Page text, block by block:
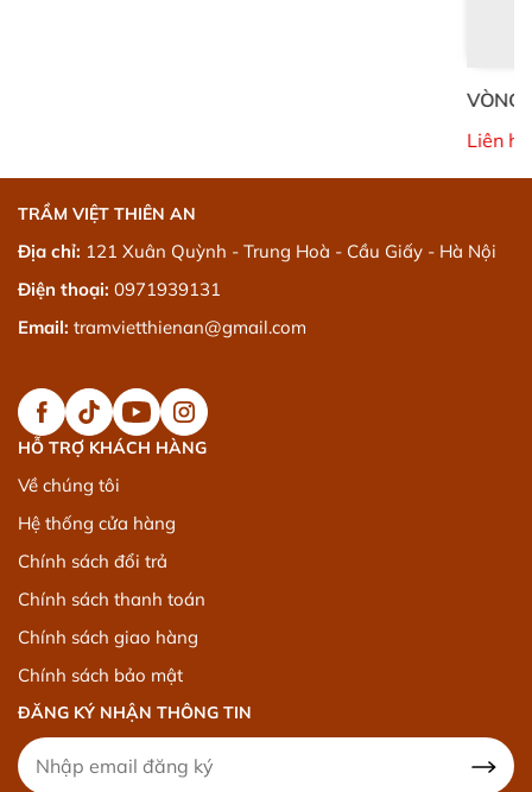
VÒNG TRẦM
TRẦM VIỆT THIÊN AN
Địa chỉ: 121 Xuân Quỳnh - Trung Hoà - Cầu Giấy - Hà Nội
Điện thoại: 0971939131
Email: tramvietthienan@gmail.com
HỖ TRỢ KHÁCH HÀNG
Về chúng tôi
Hệ thống cửa hàng
Chính sách đổi trả
Chính sách thanh toán
Chính sách giao hàng
Chính sách bảo mật
ĐĂNG KÝ NHẬN THÔNG TIN